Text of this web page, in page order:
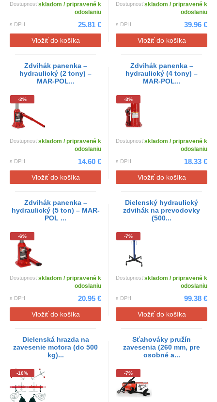
Dostupnosťskladom / pripravené k
odoslaniu
s DPH 25.81 €
Vložiť do košíka
Dostupnosťskladom / pripravené k
odoslaniu
s DPH 39.96 €
Vložiť do košíka
Zdvihák panenka –
hydraulický (2 tony) –
MAR-POL...
-2%
Dostupnosťskladom / pripravené k
odoslaniu
s DPH 14.60 €
Vložiť do košíka
Zdvihák panenka –
hydraulický (4 tony) –
MAR-POL...
-3%
Dostupnosťskladom / pripravené k
odoslaniu
s DPH 18.33 €
Vložiť do košíka
Zdvihák panenka –
hydraulický (5 ton) – MAR-
POL ...
-6%
Dostupnosťskladom / pripravené k
odoslaniu
s DPH 20.95 €
Vložiť do košíka
Dielenský hydraulický
zdvihák na prevodovky
(500...
-7%
Dostupnosťskladom / pripravené k
odoslaniu
s DPH 99.38 €
Vložiť do košíka
Dielenská hrazda na
zavesenie motora (do 500
kg)...
-10%
Sťahováky pružín
zavesenia (260 mm, pre
osobné a...
-7%